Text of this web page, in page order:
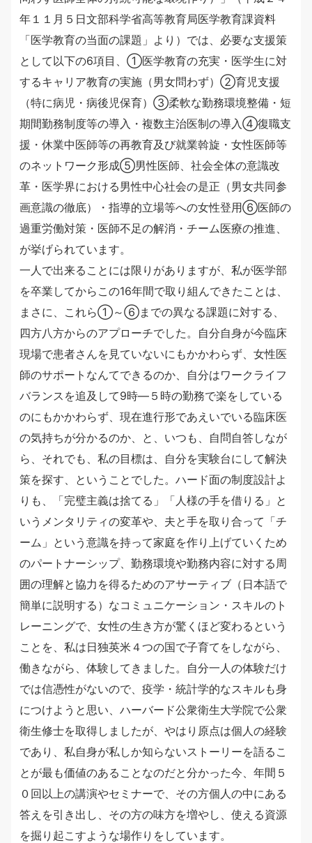
年１１月５日文部科学省高等教育局医学教育課資料
「医学教育の当面の課題」より）では、必要な支援策
として以下の6項目、①医学教育の充実・医学生に対
するキャリア教育の実施（男女問わず）②育児支援
（特に病児・病後児保育）③柔軟な勤務環境整備・短
期間勤務制度等の導入・複数主治医制の導入④復職支
援・休業中医師等の再教育及び就業斡旋・女性医師等
のネットワーク形成⑤男性医師、社会全体の意識改
革・医学界における男性中心社会の是正（男女共同参
画意識の徹底）・指導的立場等への女性登用⑥医師の
過重労働対策・医師不足の解消・チーム医療の推進、
が挙げられています。
一人で出来ることには限りがありますが、私が医学部
を卒業してからこの16年間で取り組んできたことは、
まさに、これら①～⑥までの異なる課題に対する、
四方八方からのアプローチでした。自分自身が今臨床
現場で患者さんを見ていないにもかかわらず、女性医
師のサポートなんてできるのか、自分はワークライフ
バランスを追及して9時―５時の勤務で楽をしている
のにもかかわらず、現在進行形であえいでいる臨床医
の気持ちが分かるのか、と、いつも、自問自答しなが
ら、それでも、私の目標は、自分を実験台にして解決
策を探す、ということでした。ハード面の制度設計よ
りも、「完璧主義は捨てる」「人様の手を借りる」と
いうメンタリティの変革や、夫と手を取り合って「チ
ーム」という意識を持って家庭を作り上げていくため
のパートナーシップ、勤務環境や勤務内容に対する周
囲の理解と協力を得るためのアサーティブ（日本語で
簡単に説明する）なコミュニケーション・スキルのト
レーニングで、女性の生き方が驚くほど変わるという
ことを、私は日独英米４つの国で子育てをしながら、
働きながら、体験してきました。自分一人の体験だけ
では信憑性がないので、疫学・統計学的なスキルも身
につけようと思い、ハーバード公衆衛生大学院で公衆
衛生修士を取得しましたが、やはり原点は個人の経験
であり、私自身が私しか知らないストーリーを語るこ
とが最も価値のあることなのだと分かった今、年間５
０回以上の講演やセミナーで、その方個人の中にある
答えを引き出し、その方の味方を増やし、使える資源
を掘り起こすような場作りをしています。